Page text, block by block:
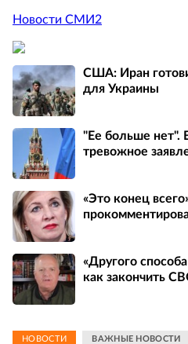
Новости СМИ2
США: Иран
для Украины
"Ее больше
тревожное
«Это конец
«Другого
как закончить
НОВОСТИ ВАЖНЫЕ НОВОСТИ